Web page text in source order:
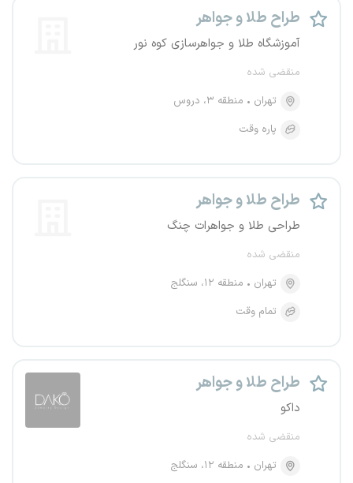
طراح طلا و جواهر
آموزشگاه طلا و جواهرسازی کوه نور
منقضی شده
تهران
منطقه ۳، دروس
پاره وقت
طراح طلا و جواهر
طراحی طلا و جواهرات چنگ
منقضی شده
تهران
منطقه ۱۲، سنگلج
تمام وقت
طراح طلا و جواهر
داکو
منقضی شده
تهران
منطقه ۱۲، سنگلج